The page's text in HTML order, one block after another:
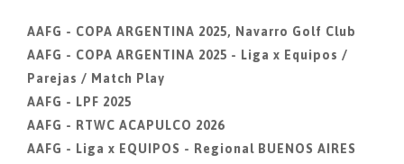
AAFG - COPA ARGENTINA 2025, Navarro Golf Club
AAFG - COPA ARGENTINA 2025 - Liga x Equipos /
Parejas / Match Play
AAFG - LPF 2025
AAFG - RTWC ACAPULCO 2026
AAFG - Liga x EQUIPOS - Regional BUENOS AIRES